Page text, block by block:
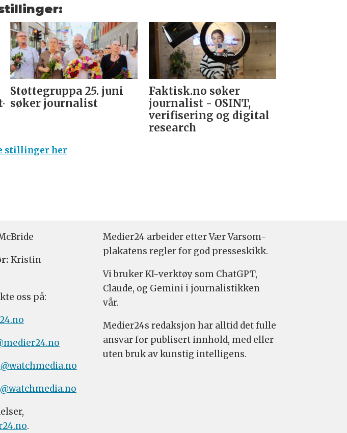
Støttegruppa 25. juni
søker journalist
Faktisk.no søker
journalist - OSINT,
verifisering og digital
research­
stillinger her
Kristin
oss på:
.
Medier24 arbeider etter Vær Varsom-
plakatens regler for god presseskikk.
Vi bruker KI-verktøy som ChatGPT,
Claude, og Gemini i journalistikken
vår.
Medier24s redaksjon har alltid det fulle
ansvar for publisert innhold, med eller
uten bruk av kunstig intelligens.